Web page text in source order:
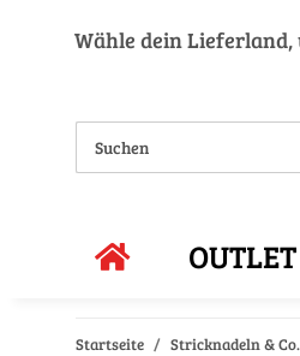
Wähle dein
OUTLET
Startseite Stricknadeln & Co.